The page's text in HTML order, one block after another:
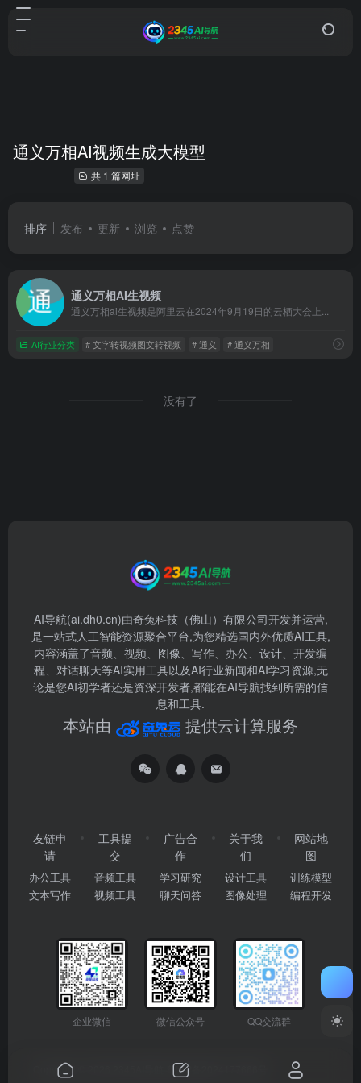
通义万相AI视频生成大模型
共 1 篇网址
排序 发布 更新 浏览 点赞
通义万相AI生视频
通义万相ai生视频是阿里云在2024年9月19日的云栖大会上...
AI行业分类 # 文字转视频图文转视频 # 通义 # 通义万相
没有了
AI导航(ai.dh0.cn)由奇兔科技（佛山）有限公司开发并运营,
是一站式人工智能资源聚合平台,为您精选国内外优质AI工具,
内容涵盖了音频、视频、图像、写作、办公、设计、开发编
程、对话聊天等AI实用工具以及AI行业新闻和AI学习资源,无
论是您AI初学者还是资深开发者,都能在AI导航找到所需的信
息和工具.
本站由 提供云计算服务
友链申
请
办公工具
文本写作
工具提
交
音频工具
视频工具
广告合
作
学习研究
聊天问答
关于我
们
设计工具
图像处理
网站地
图
训练模型
编程开发
企业微信 微信公众号 QQ交流群
Copyright © 2026 粤ICP备2024177666号